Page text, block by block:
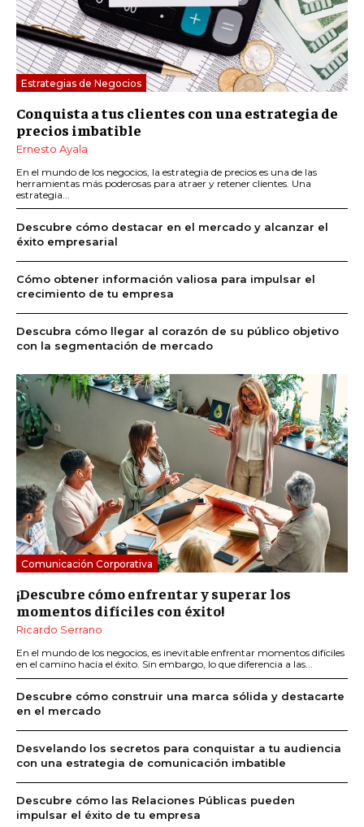
Estrategias de Negocios
Conquista a tus clientes con una estrategia de
precios imbatible
Ernesto Ayala
En el mundo de los negocios, la estrategia de precios es una de las
herramientas más poderosas para atraer y retener clientes. Una
estrategia...
Descubre cómo destacar en el mercado y alcanzar el
éxito empresarial
Cómo obtener información valiosa para impulsar el
crecimiento de tu empresa
Descubra cómo llegar al corazón de su público objetivo
con la segmentación de mercado
Comunicación Corporativa
¡Descubre cómo enfrentar y superar los
momentos difíciles con éxito!
Ricardo Serrano
En el mundo de los negocios, es inevitable enfrentar momentos difíciles
en el camino hacia el éxito. Sin embargo, lo que diferencia a las...
Descubre cómo construir una marca sólida y destacarte
en el mercado
Desvelando los secretos para conquistar a tu audiencia
con una estrategia de comunicación imbatible
Descubre cómo las Relaciones Públicas pueden
impulsar el éxito de tu empresa